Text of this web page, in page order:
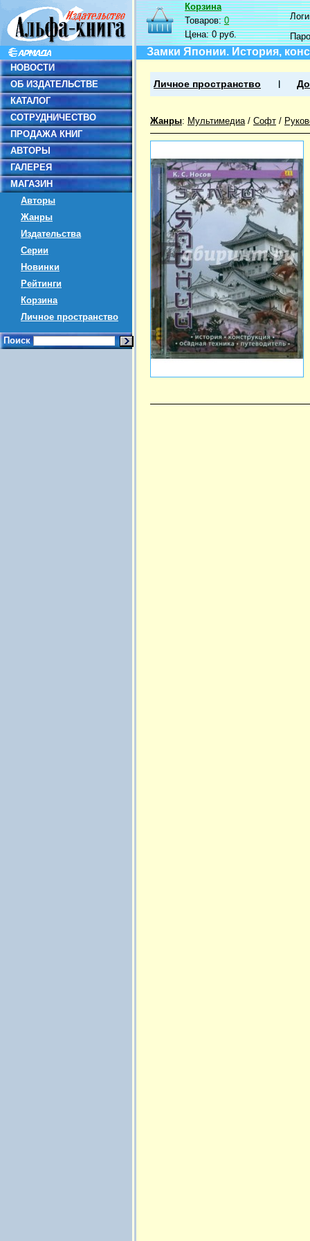
НОВОСТИ
ОБ ИЗДАТЕЛЬСТВЕ
КАТАЛОГ
СОТРУДНИЧЕСТВО
ПРОДАЖА КНИГ
АВТОРЫ
ГАЛЕРЕЯ
МАГАЗИН
Авторы
Жанры
Издательства
Серии
Новинки
Рейтинги
Корзина
Личное пространство
Поиск
Корзина
Товаров:0
Цена:0 руб.
Замки Японии. История,
Личное пространство
Жанры: Мультимедиа/ Софт /